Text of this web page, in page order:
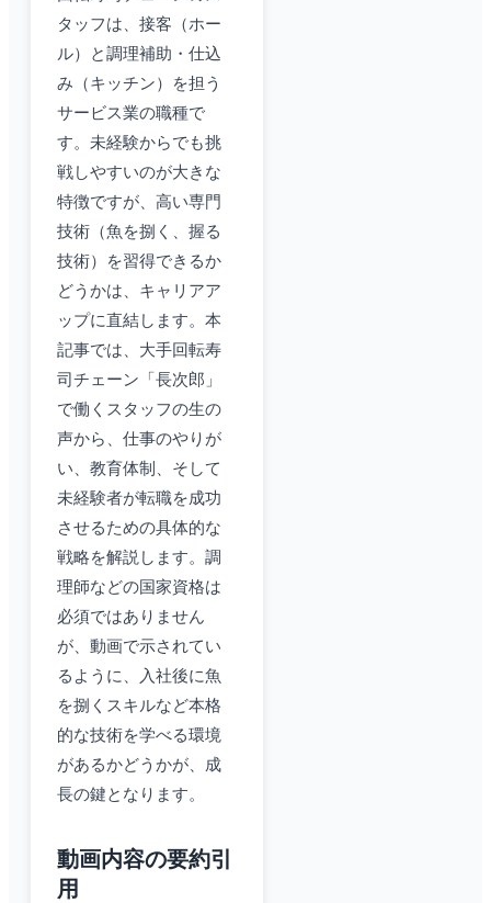
タッフは、接客（ホー
ル）と調理補助・仕込
み（キッチン）を担う
サービス業の職種で
す。未経験からでも挑
戦しやすいのが大きな
特徴ですが、高い専門
技術（魚を捌く、握る
技術）を習得できるか
どうかは、キャリアア
ップに直結します。本
記事では、大手回転寿
司チェーン「長次郎」
で働くスタッフの生の
声から、仕事のやりが
い、教育体制、そして
未経験者が転職を成功
させるための具体的な
戦略を解説します。調
理師などの国家資格は
必須ではありません
が、動画で示されてい
るように、入社後に魚
を捌くスキルなど本格
的な技術を学べる環境
があるかどうかが、成
長の鍵となります。
動画内容の要約引
用